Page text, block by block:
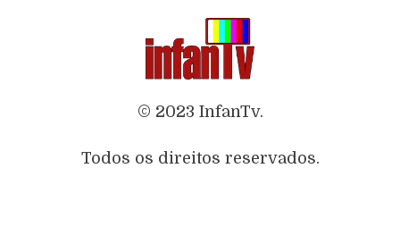
© 2023 InfanTv.
Todos os direitos reservados.